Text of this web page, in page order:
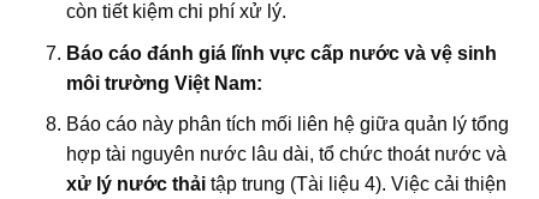
còn tiết kiệm chi phí xử lý.
Báo cáo đánh giá lĩnh vực cấp nước và vệ sinh
môi trường Việt Nam:
Báo cáo này phân tích mối liên hệ giữa quản lý tổng
hợp tài nguyên nước lâu dài, tổ chức thoát nước và
xử lý nước thải tập trung (Tài liệu 4). Việc cải thiện